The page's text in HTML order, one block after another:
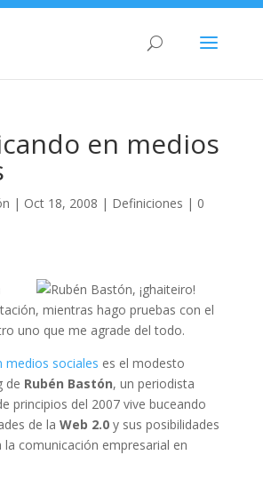
en medios
| Oct 18, 2008 | Definiciones | 0
mientras hago pruebas con el
uno que me agrade del todo.
medios sociales es el modesto
de Rubén Bastón, un periodista
principios del 2007 vive buceando
de la Web 2.0y sus posibilidades
comunicación empresarial en